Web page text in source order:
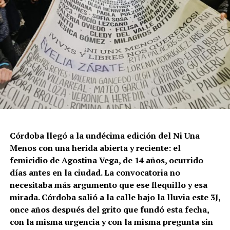
Córdoba llegó a la undécima edición del Ni Una
Menos con una herida abierta y reciente: el
femicidio de Agostina Vega, de 14 años, ocurrido
días antes en la ciudad. La convocatoria no
necesitaba más argumento que ese flequillo y esa
mirada. Córdoba salió a la calle bajo la lluvia este 3J,
once años después del grito que fundó esta fecha,
con la misma urgencia y con la misma pregunta sin